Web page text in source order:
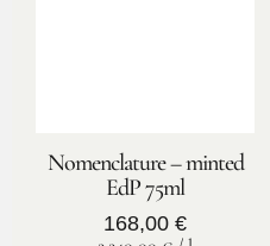
Nomenclature – minted
EdP 75ml
168,00 €